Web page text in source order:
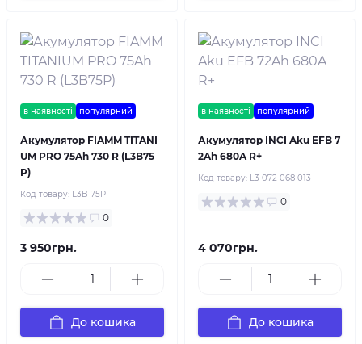
в наявності популярний
Акумулятор FIAMM TITANI
UM PRO 75Ah 730 R (L3B75
P)
Код товару: L3B 75P
0
3 950грн.
До кошика
в наявності популярний
Акумулятор INCI Aku EFB 7
2Ah 680A R+
Код товару: L3 072 068 013
0
4 070грн.
До кошика